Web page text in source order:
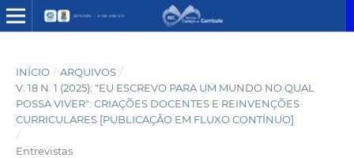
INÍCIO / ARQUIVOS /
V. 18 N. 1 (2025): "EU ESCREVO PARA UM MUNDO NO QUAL
POSSA VIVER": CRIAÇÕES DOCENTES E REINVENÇÕES
CURRICULARES [PUBLICAÇÃO EM FLUXO CONTÍNUO]
/
Entrevistas